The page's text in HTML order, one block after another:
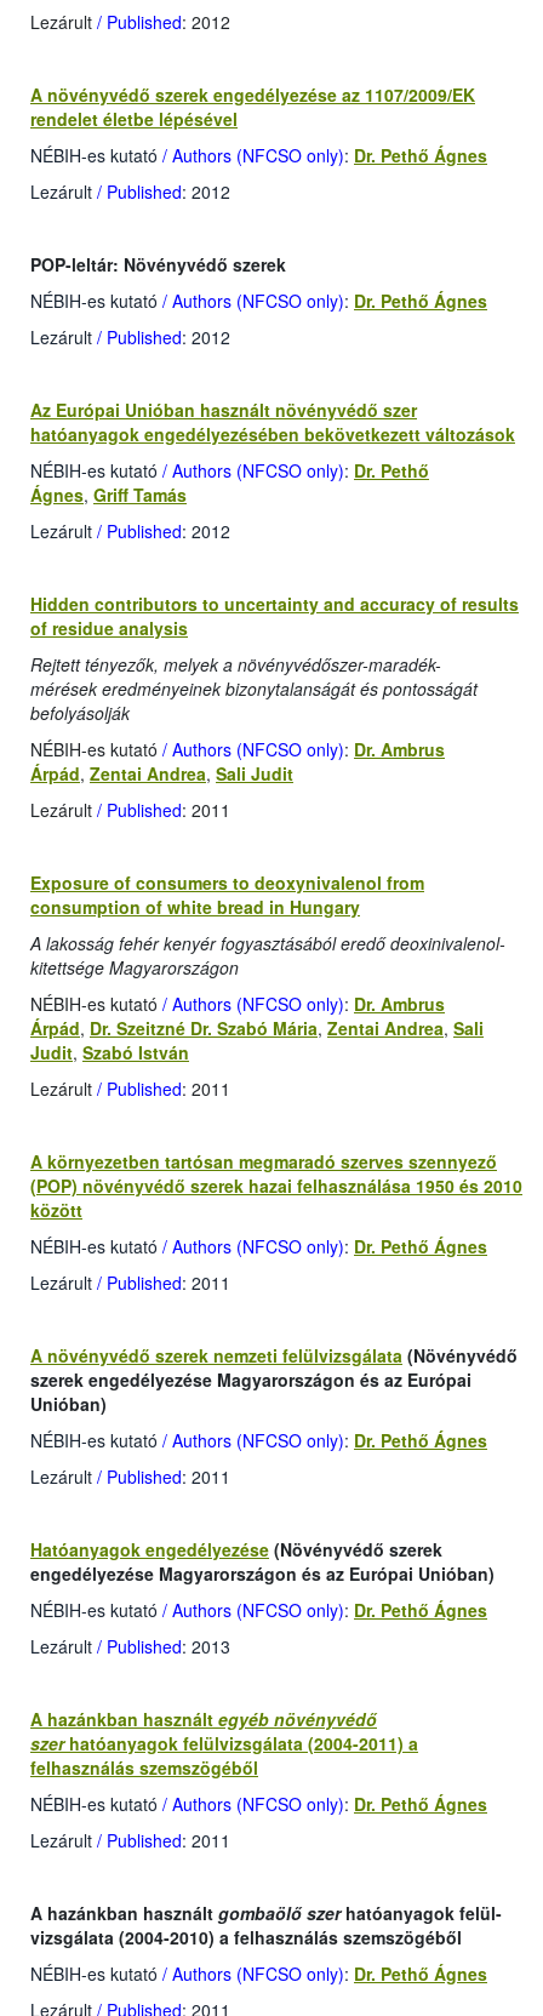
Lezárult / Published: 2012
A növényvédő szerek engedélyezése az 1107/2009/EK
rendelet életbe lépésével
NÉBIH-es kutató / Authors (NFCSO only): Dr. Pethő Ágnes
Lezárult / Published: 2012
POP-leltár: Növényvédő szerek
NÉBIH-es kutató / Authors (NFCSO only): Dr. Pethő Ágnes
Lezárult / Published: 2012
Az Európai Unióban használt növényvédő szer
hatóanyagok engedélyezésében bekövetkezett változások
NÉBIH-es kutató / Authors (NFCSO only): Dr. Pethő
Ágnes, Griff Tamás
Lezárult / Published: 2012
Hidden contributors to uncertainty and accuracy of results
of residue analysis
Rejtett tényezők, melyek a növényvédőszer-maradék-
mérések eredményeinek bizonytalanságát és pontosságát
befolyásolják
NÉBIH-es kutató / Authors (NFCSO only): Dr. Ambrus
Árpád, Zentai Andrea, Sali Judit
Lezárult / Published: 2011
Exposure of consumers to deoxynivalenol from
consumption of white bread in Hungary
A lakosság fehér kenyér fogyasztásából eredő deoxinivalenol-
kitettsége Magyarországon
NÉBIH-es kutató / Authors (NFCSO only): Dr. Ambrus
Árpád, Dr. Szeitzné Dr. Szabó Mária, Zentai Andrea, Sali
Judit, Szabó István
Lezárult / Published: 2011
A környezetben tartósan megmaradó szerves szennyező
(POP) növényvédő szerek hazai felhasználása 1950 és 2010
között
NÉBIH-es kutató / Authors (NFCSO only): Dr. Pethő Ágnes
Lezárult / Published: 2011
A növényvédő szerek nemzeti felülvizsgálata (Növényvédő
szerek engedélyezése Magyarországon és az Európai
Unióban)
NÉBIH-es kutató / Authors (NFCSO only): Dr. Pethő Ágnes
Lezárult / Published: 2011
Hatóanyagok engedélyezése (Növényvédő szerek
engedélyezése Magyarországon és az Európai Unióban)
NÉBIH-es kutató / Authors (NFCSO only): Dr. Pethő Ágnes
Lezárult / Published: 2013
A hazánkban használt egyéb növényvédő
szerhatóanyagok felülvizsgálata (2004-2011) a
felhasználás szemszögéből
NÉBIH-es kutató / Authors (NFCSO only): Dr. Pethő Ágnes
Lezárult / Published: 2011
A hazánkban használt gombaölő szerhatóanyagok felül-
vizsgálata (2004-2010) a felhasználás szemszögéből
NÉBIH-es kutató / Authors (NFCSO only): Dr. Pethő Ágnes
Lezárult / Published: 2011